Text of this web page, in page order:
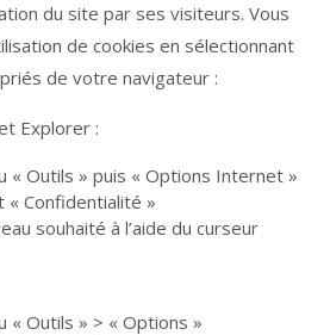
du site par ses visiteurs. Vous
de cookies en sélectionnant
de votre navigateur :
Explorer :
« Outils » puis « Options Internet »
« Confidentialité »
souhaité à l’aide du curseur
« Outils » > « Options »